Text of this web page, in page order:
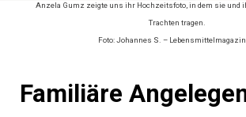
Anzela Gumz zeigte uns ihr Hochzeitsfoto, in dem sie und
Trachten tragen.
Foto: Johannes S. –
Familiäre